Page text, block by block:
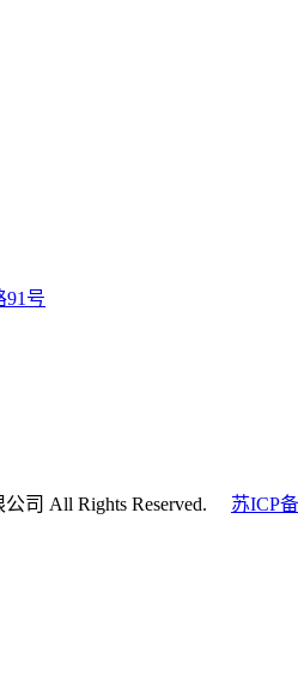
91号
公司 All Rights Reserved. 苏ICP